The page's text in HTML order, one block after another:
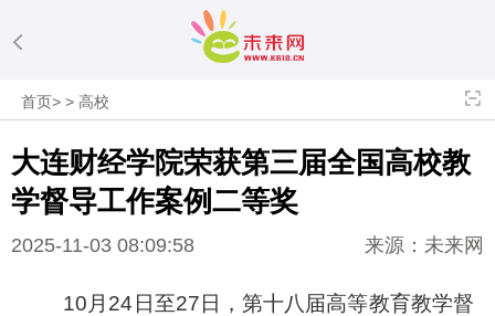
首页>>高校
大连财经学院荣获第三届全国高校教
学督导工作案例二等奖
2025-11-03 08:09:58 来源：未来网
10月24日至27日，第十八届高等教育教学督